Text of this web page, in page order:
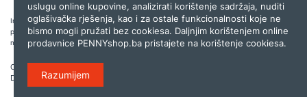
Internet trgovina PENNYshop.ba nastoji objavljivati samo provjerene i pravilne
podatke. Ako na našoj stranici otkrijete neistinite, odnosno neadekvatne informacije,
molimo vas da nam to javite nashop@pennyplus.com .
Copyright © 2026.
Dizajn i programiranje:
uslugu online kupovine, analizirati korištenje sadržaja, nuditi
oglašivačka rješenja, kao i za ostale funkcionalnosti koje ne
bismo mogli pružati bez cookiesa. Daljnjim korištenjem online
prodavnice PENNYshop.ba pristajete na korištenje cookiesa.
Razumijem